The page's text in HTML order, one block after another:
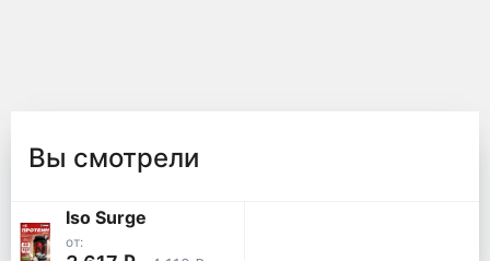
Вы смотрели
Iso Surge
от: